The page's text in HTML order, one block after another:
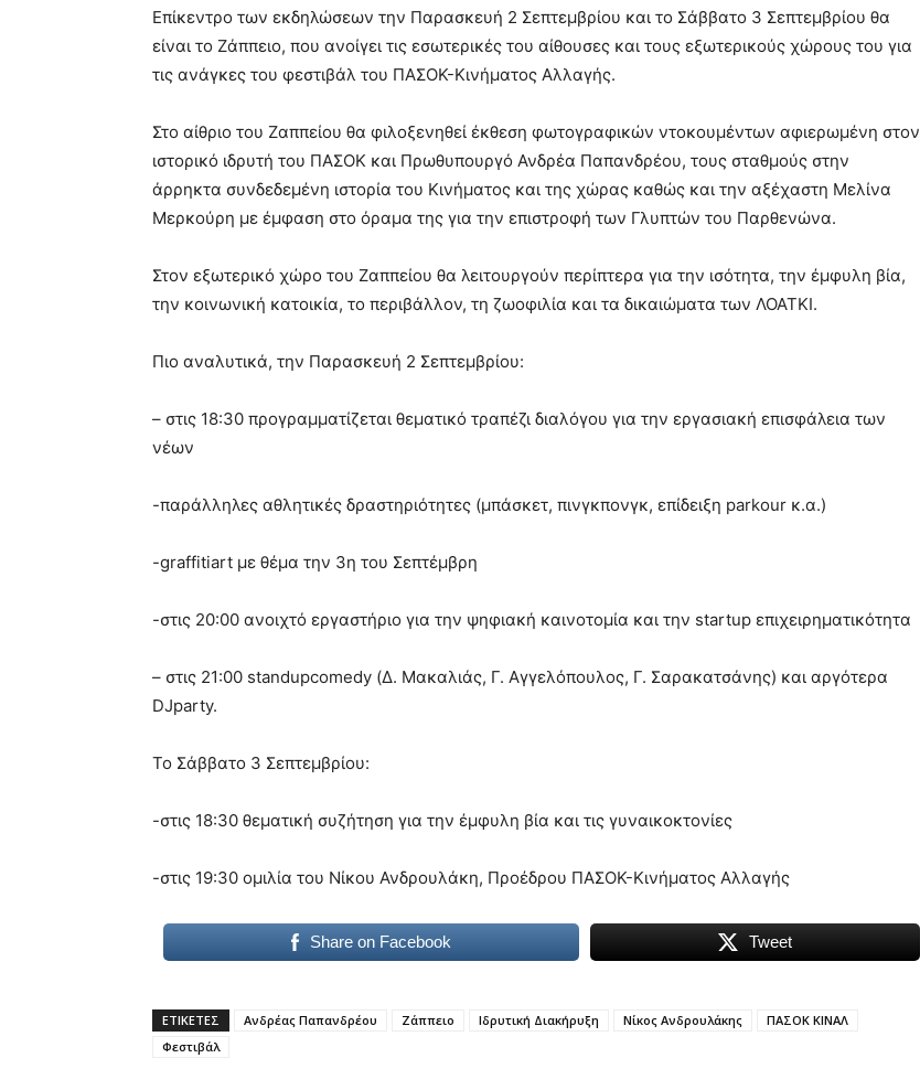
you
the
meaning
of
pornhun
porn
Επίκεντρο των εκδηλώσεων την Παρασκευή 2 Σεπτεμβρίου και το Σάββατο 3 Σεπτεμβρίου θα
είναι το Ζάππειο, που ανοίγει τις εσωτερικές του αίθουσες και τους εξωτερικούς χώρους του για
τις ανάγκες του φεστιβάλ του ΠΑΣΟΚ-Κινήματος Αλλαγής.
Στο αίθριο του Ζαππείου θα φιλοξενηθεί έκθεση φωτογραφικών ντοκουμέντων αφιερωμένη στον
ιστορικό ιδρυτή του ΠΑΣΟΚ και Πρωθυπουργό Ανδρέα Παπανδρέου, τους σταθμούς στην
άρρηκτα συνδεδεμένη ιστορία του Κινήματος και της χώρας καθώς και την αξέχαστη Μελίνα
Μερκούρη με έμφαση στο όραμα της για την επιστροφή των Γλυπτών του Παρθενώνα.
Στον εξωτερικό χώρο του Ζαππείου θα λειτουργούν περίπτερα για την ισότητα, την έμφυλη βία,
την κοινωνική κατοικία, το περιβάλλον, τη ζωοφιλία και τα δικαιώματα των ΛΟΑΤΚΙ.
Πιο αναλυτικά, την Παρασκευή 2 Σεπτεμβρίου:
– στις 18:30 προγραμματίζεται θεματικό τραπέζι διαλόγου για την εργασιακή επισφάλεια των
νέων
-παράλληλες αθλητικές δραστηριότητες (μπάσκετ, πινγκπονγκ, επίδειξη parkour κ.α.)
-graffitiart με θέμα την 3η του Σεπτέμβρη
-στις 20:00 ανοιχτό εργαστήριο για την ψηφιακή καινοτομία και την startup επιχειρηματικότητα
– στις 21:00 standupcomedy (Δ. Μακαλιάς, Γ. Αγγελόπουλος, Γ. Σαρακατσάνης) και αργότερα
DJparty.
Το Σάββατο 3 Σεπτεμβρίου:
-στις 18:30 θεματική συζήτηση για την έμφυλη βία και τις γυναικοκτονίες
-στις 19:30 ομιλία του Νίκου Ανδρουλάκη, Προέδρου ΠΑΣΟΚ-Κινήματος Αλλαγής
Share on Facebook Tweet
ΕΤΙΚΕΤΕΣ Ανδρέας Παπανδρέου Ζάππειο Ιδρυτική Διακήρυξη Νίκος Ανδρουλάκης
ΠΑΣΟΚ ΚΙΝΑΛ
Φεστιβάλ